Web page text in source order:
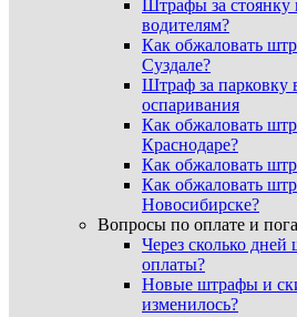
Штрафы за стоянку
водителям?
Как обжаловать
Суздале?
Штраф за парковку
оспаривания
Как обжаловать
Краснодаре?
Как обжаловать
Как обжаловать
Новосибирске?
Вопросы по оплате и
Через сколько дней
оплаты?
Новые штрафы и
изменилось?